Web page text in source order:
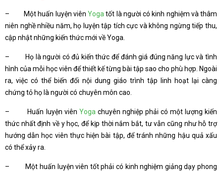
– Một huấn luyện viênYoga tốt là người có kinh nghiệm và thâm
niên nghề nhiều năm, họ luyện tập tích cực và không ngừng tiếp thu,
cập nhật những kiến thức mới về Yoga.
– Họ là người có đủ kiến thức để đánh giá đúng năng lực và tình
hình của mỗi học viên để thiết kế từng bài tập sao cho phù hợp. Ngoài
ra, việc có thể biến đổi nội dung giáo trình tập linh hoạt lại càng
chứng tỏ họ là người có chuyên môn cao.
– Huấn luyện viên Yoga chuyên nghiệp phải có một lượng kiến
thức nhất định về y học, để kịp thời nắm bắt, tư vẫn cũng như hỗ trợ
hướng dẫn học viên thực hiện bài tập, để tránh những hậu quả xấu
có thể xảy ra.
– Một huấn luyện viên tốt phải có kinh nghiệm giảng dạy phong